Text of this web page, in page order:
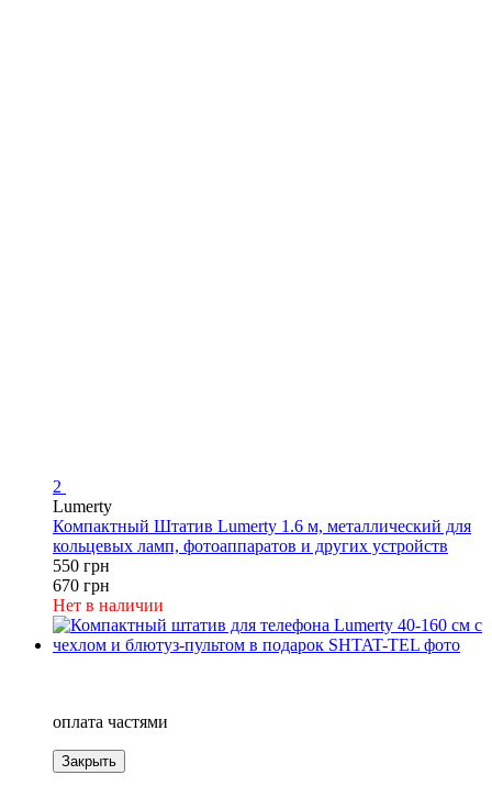
2
Lumerty
Компактный Штатив Lumerty 1.6 м, металлический для
кольцевых ламп, фотоаппаратов и других устройств
550 грн
670 грн
Нет в наличии
оплата частями
Закрыть